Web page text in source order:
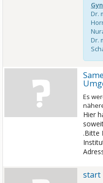
Dr.
Dr.
Es
Hier
.Bitte
start